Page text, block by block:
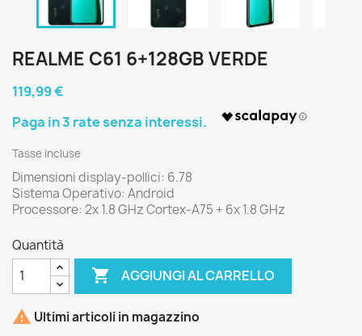
REALME C61 6+128GB VERDE
119,99 €
Tasse incluse
Dimensioni display-pollici: 6.78
Sistema Operativo: Android
Processore: 2x 1.8 GHz Cortex-A75 + 6x 1.8 GHz
Quantità
 AGGIUNGI AL CARRELLO
 Ultimi articoli in magazzino